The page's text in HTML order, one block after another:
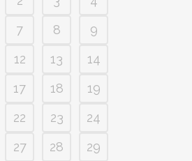
7 8
9
12 13
14
17 18
19
22 23
24
27 28
29